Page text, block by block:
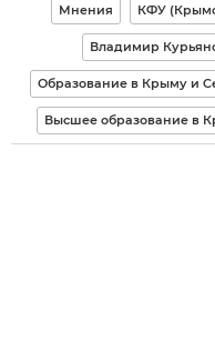
Мнения КФУ
Владимир
Образование в Крыму и
Высшее образование в